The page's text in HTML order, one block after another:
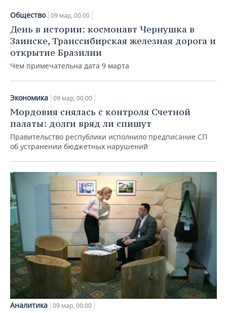
Общество 09 мар, 00:00
День в истории: космонавт Чернушка в
Заинске, Транссибирская железная дорога и
открытие Бразилии
Чем примечательна дата 9 марта
Экономика 09 мар, 00:00
Мордовия снялась с контроля Счетной
палаты: долги вряд ли спишут
Правительство республики исполнило предписание СП
об устранении бюджетных нарушений
Аналитика 09 мар, 00:00